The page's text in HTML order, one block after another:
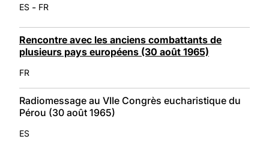
ES - FR
Rencontre avec les anciens combattants de
plusieurs pays européens (30 août 1965)
FR
Radiomessage au VIIe Congrès eucharistique du
Pérou (30 août 1965)
ES